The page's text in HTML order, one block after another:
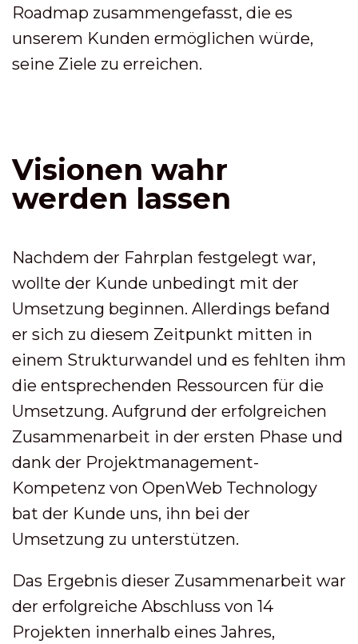
Roadmap zusammengefasst, die es
unserem Kunden ermöglichen würde,
seine Ziele zu erreichen.
Visionen wahr
werden lassen
Nachdem der Fahrplan festgelegt war,
wollte der Kunde unbedingt mit der
Umsetzung beginnen. Allerdings befand
er sich zu diesem Zeitpunkt mitten in
einem Strukturwandel und es fehlten ihm
die entsprechenden Ressourcen für die
Umsetzung. Aufgrund der erfolgreichen
Zusammenarbeit in der ersten Phase und
dank der Projektmanagement-
Kompetenz von OpenWeb Technology
bat der Kunde uns, ihn bei der
Umsetzung zu unterstützen.
Das Ergebnis dieser Zusammenarbeit war
der erfolgreiche Abschluss von 14
Projekten innerhalb eines Jahres,